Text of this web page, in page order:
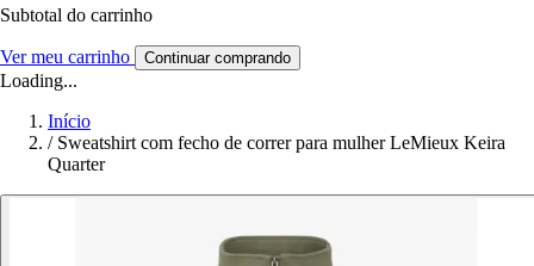
Subtotal do carrinho
Ver meu carrinho Continuar comprando
Loading...
Início
/ Sweatshirt com fecho de correr para mulher LeMieux Keira
Quarter